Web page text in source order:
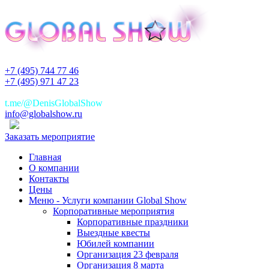
+7 (495) 744 77 46
+7 (495) 971 47 23
t.me/@DenisGlobalShow
info@globalshow.ru
Заказать мероприятие
Главная
О компании
Контакты
Цены
Меню - Услуги компании Global Show
Корпоративные мероприятия
Корпоративные праздники
Выездные квесты
Юбилей компании
Организация 23 февраля
Организация 8 марта